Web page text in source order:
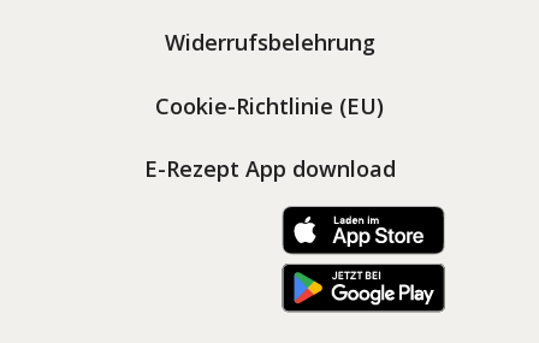
Widerrufsbelehrung
Cookie-Richtlinie (EU)
E-Rezept App download